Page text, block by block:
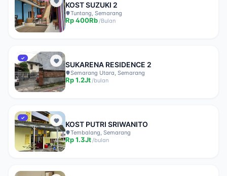
KOST SUZUKI 2
Tuntang, Semarang
Rp400Rb/Bulan
✓
SUKARENA RESIDENCE 2
Semarang Utara, Semarang
Rp1.2Jt/bulan
✓
KOST PUTRI SRIWANITO
Tembalang, Semarang
Rp1.3Jt/bulan